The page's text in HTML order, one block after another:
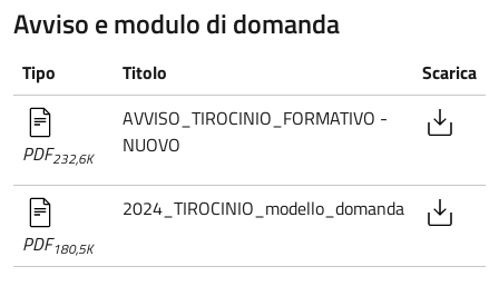
Avviso e modulo di domanda
Tipo Titolo Scarica
PDF232,6K
AVVISO_TIROCINIO_FORMATIVO -
NUOVO
PDF180,5K
2024_TIROCINIO_modello_domanda